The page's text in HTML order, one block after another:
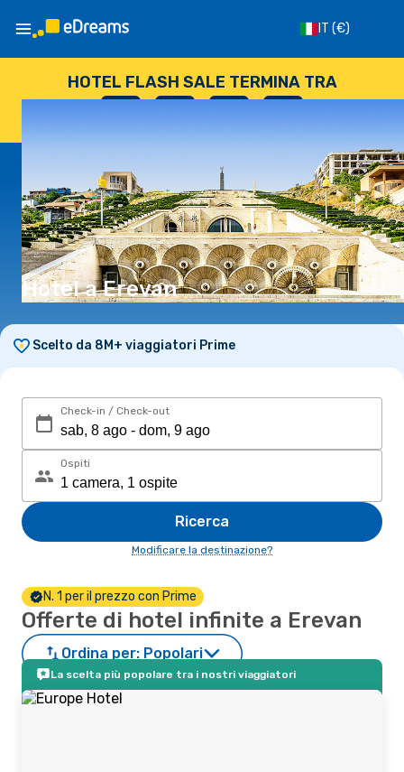
IT (€)
HOTEL FLASH SALE TERMINA TRA
Hotel a Erevan
Scelto da 8M+ viaggiatori Prime
Check-in / Check-out
Ospiti
Ricerca
Modificare la destinazione?
N. 1 per il prezzo con Prime
Offerte di hotel infinite a Erevan
Ordina per: Popolari
La scelta più popolare tra i nostri viaggiatori